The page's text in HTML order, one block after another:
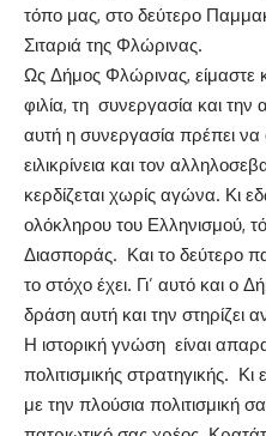
τόπο μας, στο δεύτερο
Σιταριά της Φλώρινας.
Ως Δήμος Φλώρινας, είμαστε
φιλία, τη συνεργασία και
αυτή η συνεργασία πρέπει να
ειλικρίνεια και τον
κερδίζεται χωρίς αγώνα. Κι
ολόκληρου του Ελληνισμού,
Διασποράς. Και το δεύτερο
το στόχο έχει. Γι’ αυτό και ο
δράση αυτή και την στηρίζει
Η ιστορική γνώση είναι
πολιτισμικής στρατηγικής.
με την πλούσια πολιτισμική